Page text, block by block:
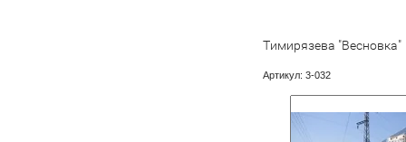
Тимирязева "Весновка"
Артикул: 3-032